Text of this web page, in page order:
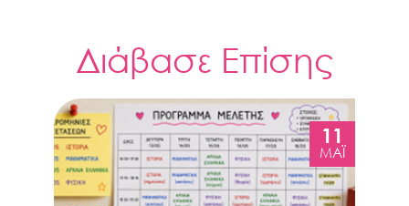
Διάβασε Επίσης
11
ΜΆΙ